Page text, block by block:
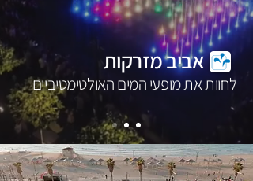
אביב מזרקות
לחוות את מופעי המים האולטימטיביים